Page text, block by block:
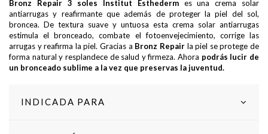
Bronz Repair 3 soles Institut Esthedermes una crema solar
antiarrugas y reafirmante que además de proteger la piel del sol,
broncea. De textura suave y untuosa esta crema solar antiarrugas
estimula el bronceado, combate el fotoenvejecimiento, corrige las
arrugas y reafirma la piel. Gracias a Bronz Repairla piel se protege de
forma natural y resplandece de salud y firmeza. Ahora podrás lucir de
un bronceado sublime a la vez que preservas la juventud.
INDICADA PARA